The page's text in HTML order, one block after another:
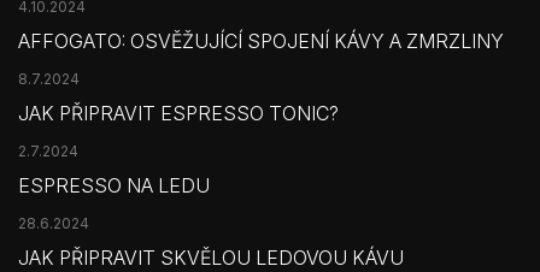
4.10.2024
AFFOGATO: OSVĚŽUJÍCÍ SPOJENÍ KÁVY A ZMRZLINY
8.7.2024
JAK PŘIPRAVIT ESPRESSO TONIC?
2.7.2024
ESPRESSO NA LEDU
28.6.2024
JAK PŘIPRAVIT SKVĚLOU LEDOVOU KÁVU